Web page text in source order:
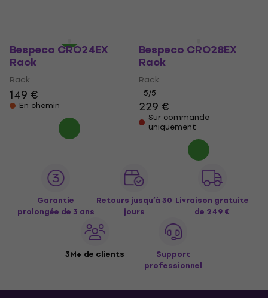
Bespeco CRO24EX
Rack
Rack
149 €
En chemin
Bespeco CRO28EX
Rack
Rack
5/5
229 €
Sur commande
uniquement
Garantie
prolongée de 3 ans
Retours jusqu’à 30
jours
Livraison gratuite
de 249 €
3M+ de clients
Support
professionnel